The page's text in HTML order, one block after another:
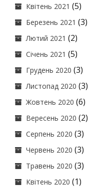
Квітень 2021 (5)
Березень 2021 (3)
Лютий 2021 (2)
Січень 2021 (5)
Грудень 2020 (3)
Листопад 2020 (3)
Жовтень 2020 (6)
Вересень 2020 (2)
Серпень 2020 (3)
Червень 2020 (3)
Травень 2020 (3)
Квітень 2020 (1)